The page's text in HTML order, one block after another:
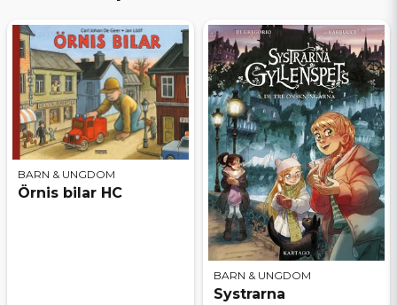
BARN & UNGDOM
Örnis bilar HC
BARN & UNGDOM
Systrarna